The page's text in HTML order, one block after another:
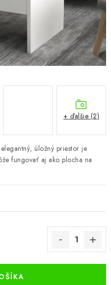
údajov
Registrace
úložný priestor je
fungovať aj ako plocha na
+ ďalšie (2)